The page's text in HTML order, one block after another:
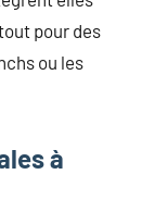
pour des
ou les
à